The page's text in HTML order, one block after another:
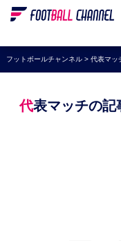
WEリーグ
海外サッカー
プレミアリー
ラ・リーガ
フットボールチャンネル> 代表マッ
代表マッチの